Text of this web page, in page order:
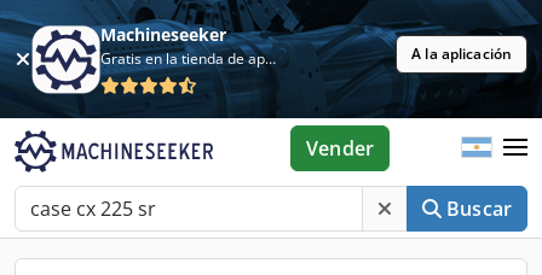
Machineseeker
Gratis en la tienda de aplicaciones A la aplicación
Buscar
Vender